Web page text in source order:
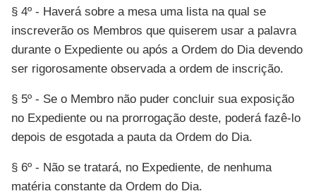
§ 4º - Haverá sobre a mesa uma lista na qual se
inscreverão os Membros que quiserem usar a palavra
durante o Expediente ou após a Ordem do Dia devendo
ser rigorosamente observada a ordem de inscrição.
§ 5º - Se o Membro não puder concluir sua exposição
no Expediente ou na prorrogação deste, poderá fazê-lo
depois de esgotada a pauta da Ordem do Dia.
§ 6º - Não se tratará, no Expediente, de nenhuma
matéria constante da Ordem do Dia.